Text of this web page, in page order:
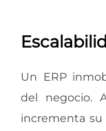
Un ERP
del negocio.
incrementa su